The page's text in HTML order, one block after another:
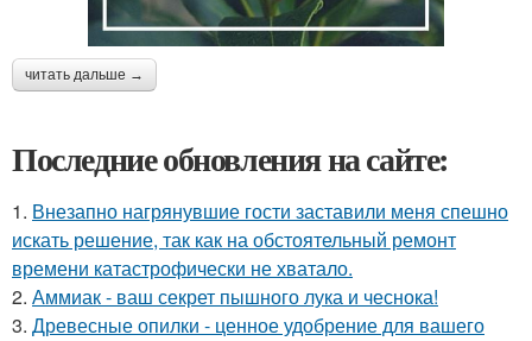
читать дальше →
Последние обновления на сайте:
1. Внезапно нагрянувшие гости заставили меня спешно
искать решение, так как на обстоятельный ремонт
времени катастрофически не хватало.
2. Аммиак - ваш секрет пышного лука и чеснока!
3. Древесные опилки - ценное удобрение для вашего